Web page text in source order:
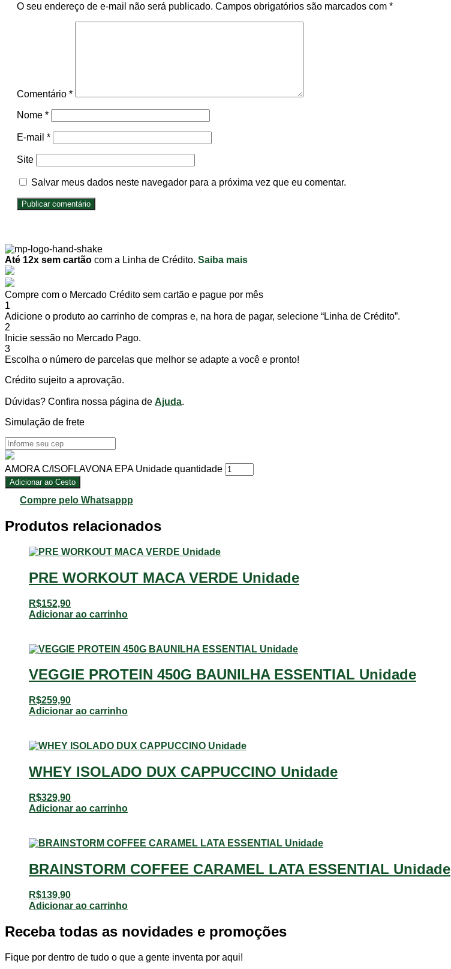
O seu endereço de e-mail não será publicado. Campos obrigatórios são marcados com *
Comentário *
Nome *
E-mail *
Site
Salvar meus dados neste navegador para a próxima vez que eu comentar.
Até 12x sem cartão com a Linha de Crédito. Saiba mais
Compre com o Mercado Crédito sem cartão e pague por mês
1
Adicione o produto ao carrinho de compras e, na hora de pagar, selecione “Linha de Crédito”.
2
Inicie sessão no Mercado Pago.
3
Escolha o número de parcelas que melhor se adapte a você e pronto!
Crédito sujeito a aprovação.
Dúvidas? Confira nossa página de Ajuda.
Simulação de frete
AMORA C/ISOFLAVONA EPA Unidade quantidade
Adicionar ao Cesto
Compre pelo Whatsappp
Produtos relacionados
PRE WORKOUT MACA VERDE Unidade
R$152,90
Adicionar ao carrinho
VEGGIE PROTEIN 450G BAUNILHA ESSENTIAL Unidade
R$259,90
Adicionar ao carrinho
WHEY ISOLADO DUX CAPPUCCINO Unidade
R$329,90
Adicionar ao carrinho
BRAINSTORM COFFEE CARAMEL LATA ESSENTIAL Unidade
R$139,90
Adicionar ao carrinho
Receba todas as novidades e promoções
Fique por dentro de tudo o que a gente inventa por aqui!